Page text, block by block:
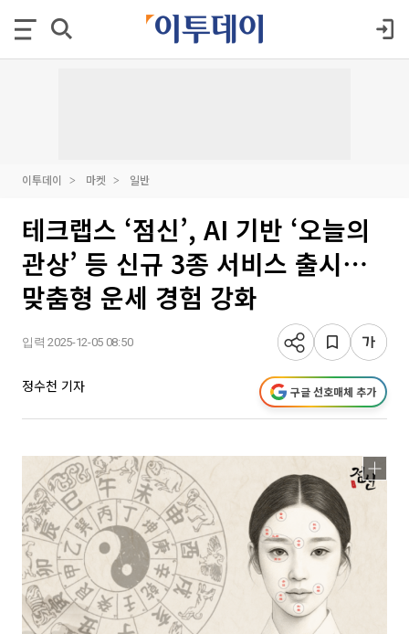
이투데이 마켓 일반
테크랩스 ‘점신’, AI 기반 ‘오늘의
관상’ 등 신규 3종 서비스 출시⋯
맞춤형 운세 경험 강화
입력 2025-12-05 08:50
정수천 기자 구글 선호매체 추가